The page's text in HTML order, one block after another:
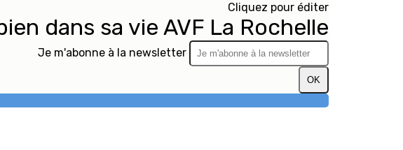
Cliquez pour éditer
dans sa vie AVF La Rochelle
Je m'abonne à la newsletter
OK